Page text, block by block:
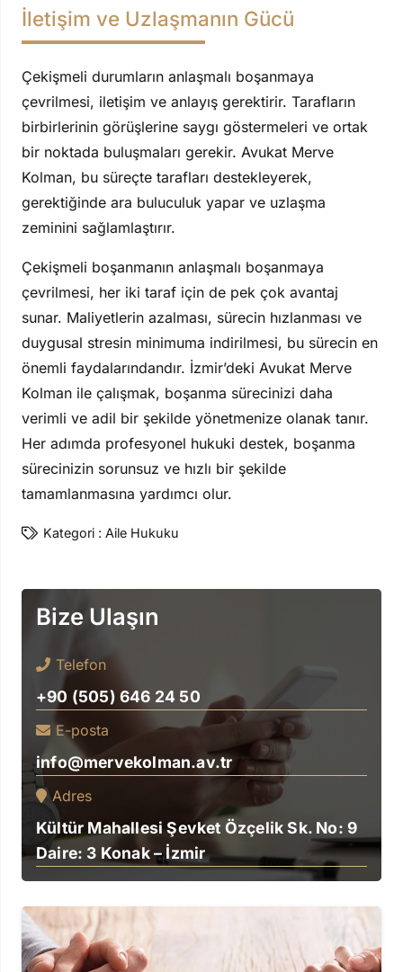
İletişim ve Uzlaşmanın Gücü
Çekişmeli durumların anlaşmalı boşanmaya
çevrilmesi, iletişim ve anlayış gerektirir. Tarafların
birbirlerinin görüşlerine saygı göstermeleri ve ortak
bir noktada buluşmaları gerekir. Avukat Merve
Kolman, bu süreçte tarafları destekleyerek,
gerektiğinde ara buluculuk yapar ve uzlaşma
zeminini sağlamlaştırır.
Çekişmeli boşanmanın anlaşmalı boşanmaya
çevrilmesi, her iki taraf için de pek çok avantaj
sunar. Maliyetlerin azalması, sürecin hızlanması ve
duygusal stresin minimuma indirilmesi, bu sürecin en
önemli faydalarındandır. İzmir’deki Avukat Merve
Kolman ile çalışmak, boşanma sürecinizi daha
verimli ve adil bir şekilde yönetmenize olanak tanır.
Her adımda profesyonel hukuki destek, boşanma
sürecinizin sorunsuz ve hızlı bir şekilde
tamamlanmasına yardımcı olur.
Kategori : Aile Hukuku
Bize Ulaşın
Telefon
+90 (505) 646 24 50
E-posta
info@mervekolman.av.tr
Adres
Kültür Mahallesi Şevket Özçelik Sk. No: 9
Daire: 3 Konak – İzmir